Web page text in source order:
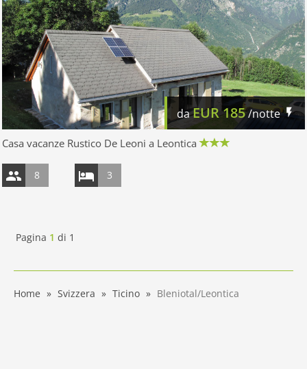
daEUR185/notte
Casa vacanze Rustico De Leoni a Leontica
8 3
Pagina 1 di 1
Home Svizzera Ticino Bleniotal/Leontica